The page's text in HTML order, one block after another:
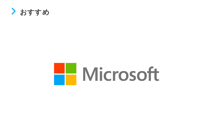
おすすめ